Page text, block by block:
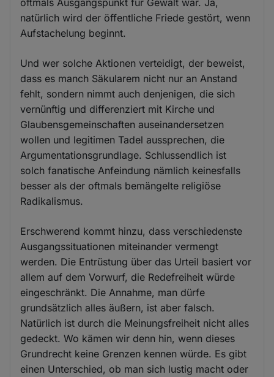
natürlich wird der öffentliche Friede gestört, wenn
Aufstachelung beginnt.
Und wer solche Aktionen verteidigt, der beweist,
dass es manch Säkularem nicht nur an Anstand
fehlt, sondern nimmt auch denjenigen, die sich
vernünftig und differenziert mit Kirche und
Glaubensgemeinschaften auseinandersetzen
wollen und legitimen Tadel aussprechen, die
Argumentationsgrundlage. Schlussendlich ist
solch fanatische Anfeindung nämlich keinesfalls
besser als der oftmals bemängelte religiöse
Radikalismus.
Erschwerend kommt hinzu, dass verschiedenste
Ausgangssituationen miteinander vermengt
werden. Die Entrüstung über das Urteil basiert vor
allem auf dem Vorwurf, die Redefreiheit würde
eingeschränkt. Die Annahme, man dürfe
grundsätzlich alles äußern, ist aber falsch.
Natürlich ist durch die Meinungsfreiheit nicht alles
gedeckt. Wo kämen wir denn hin, wenn dieses
Grundrecht keine Grenzen kennen würde. Es gibt
einen Unterschied, ob man sich lustig macht oder